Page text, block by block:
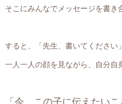
そこにみんなでメッセージを書き
すると、「先生、書いてください
一人一人の顔を見ながら、自分自